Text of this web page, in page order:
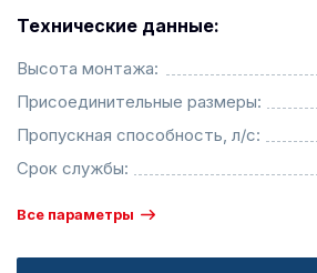
Технические данные:
Высота монтажа:
Присоединительные размеры:
Пропускная способность, л/с:
Срок службы:
Все параметры